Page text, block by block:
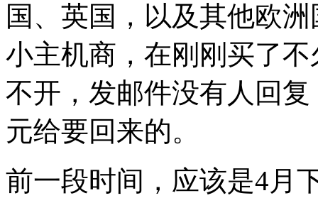
国、英国，以及其他欧
小主机商，在刚刚买了
不开，发邮件没有人回
元给要回来的。
前一段时间，应该是4月